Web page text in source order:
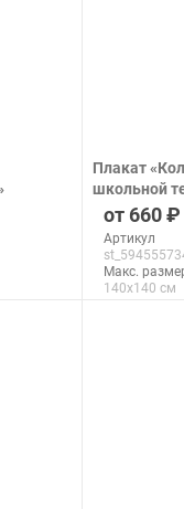
Плакат
школьной
надписей,
роликовых
печать на
660
Артикул
Макс.
140x140 см